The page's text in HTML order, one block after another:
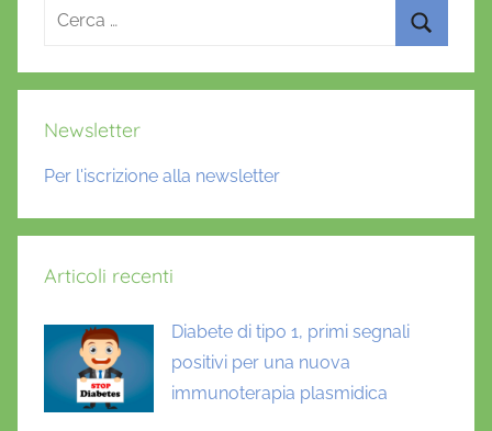
b
o
k
p
Ricerca
Newsletter
Per l'iscrizione alla newsletter
Articoli recenti
Diabete di tipo 1, primi segnali
positivi per una nuova
immunoterapia plasmidica